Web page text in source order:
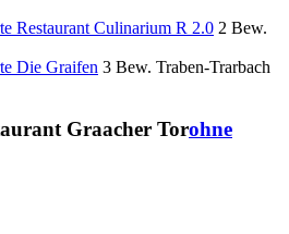
Restaurant Culinarium R 2.0 2 Bew.
Die Graifen 3 Bew. Traben-Trarbach
Graacher Torohne